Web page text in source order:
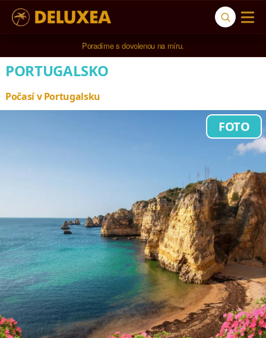
Poradíme s dovolenou na míru.
PORTUGALSKO
Počasí v Portugalsku
FOTO